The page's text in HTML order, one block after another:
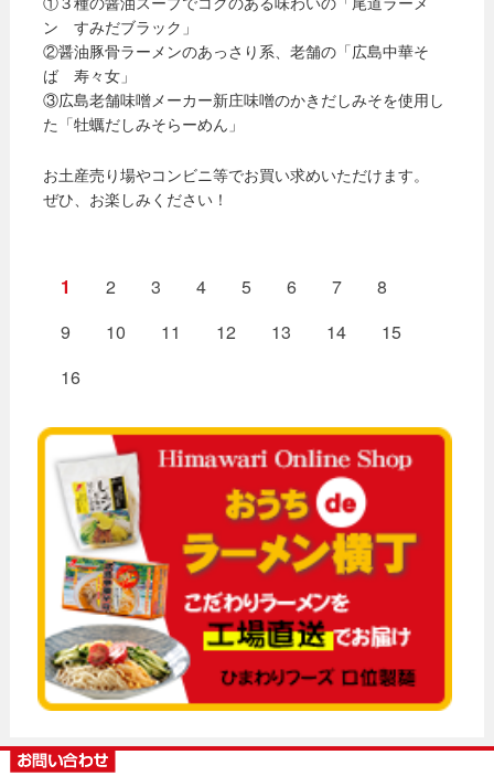
ン すみだブラック」
②醤油豚骨ラーメンのあっさり系、老舗の「広島中華そ
ば 寿々女」
③広島老舗味噌メーカー新庄味噌のかきだしみそを使用し
た「牡蠣だしみそらーめん」
お土産売り場やコンビニ等でお買い求めいただけます。
ぜひ、お楽しみください！
1 2 3 4 5 6 7
8
9
10 11 12 13 14
15
16